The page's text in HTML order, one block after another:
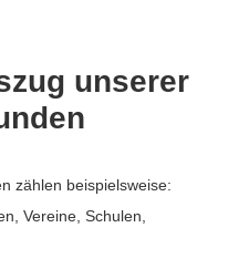
unserer
zählen beispielsweise:
Vereine, Schulen,